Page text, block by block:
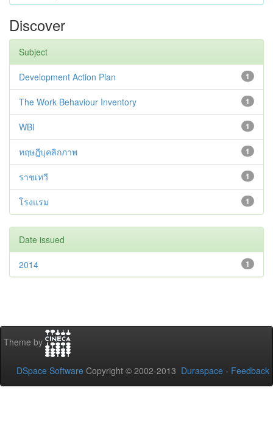
Discover
Subject
1
Development Action Plan
1
The Work Behaviour Inventory
1
WBI
1
ทฤษฎีบุคลิกภาพ
1
ราชเทวี
1
โรงแรม
Date issued
1
2014
Theme by
DSpace Software Copyright © 2002-2013 Duraspace - Feedback